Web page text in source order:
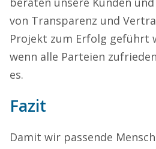
von Transparenz und
Projekt zum Erfolg geführt
wenn alle Parteien
es.
Fazit
Damit wir passende